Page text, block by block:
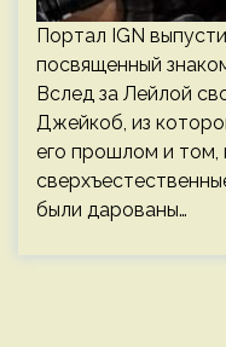
Портал IGN
посвященный
Вслед за Лейлой
Джейкоб, из
его прошлом и том,
были дарованы…